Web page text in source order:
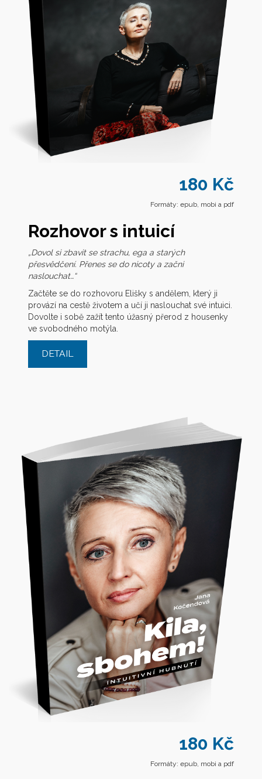
180 Kč
Formáty: epub, mobi a pdf
Rozhovor s intuicí
„Dovol si zbavit se strachu, ega a starých
přesvědčení. Přenes se do nicoty a začni
naslouchat…“
Začtěte se do rozhovoru Elišky s andělem, který ji
provází na cestě životem a učí ji naslouchat své intuici.
Dovolte i sobě zažít tento úžasný přerod z housenky
ve svobodného motýla.
DETAIL
180 Kč
Formáty: epub, mobi a pdf